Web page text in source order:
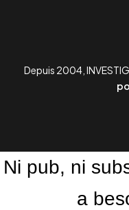
Depuis 2004,
Ni pub, ni
a